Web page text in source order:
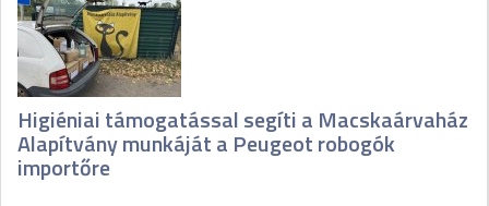
Higiéniai támogatással segíti a Macskaárvaház
Alapítvány munkáját a Peugeot robogók
importőre